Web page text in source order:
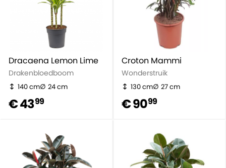
Dracaena Lemon Lime
Drakenbloedboom
140 cm 24 cm
€ 4399
Croton Mammi
Wonderstruik
130 cm 27 cm
€ 9099